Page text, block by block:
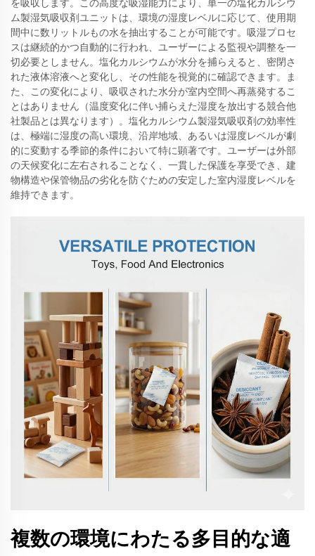
を吸収します。この高度な吸湿能力により、単一の塩化カルシウ
ム製湿気吸収剤ユニットは、環境の湿度レベルに応じて、使用期
間中に数リットルもの水を抽出することが可能です。吸湿プロセ
スは継続的かつ自動的に行われ、ユーザーによる監視や調整を一
切必要としません。塩化カルシウムが水分を捕らえると、密閉さ
れた液体溶液へと変化し、その性能を視覚的に確認できます。ま
た、この変化により、吸収された水分が室内空間へ再蒸発するこ
とはありません（温度変化に伴い捕らえた湿度を放出する競合他
社製品とは異なります）。塩化カルシウム製湿気吸収剤の効率性
は、極端に湿度の高い環境、沿岸地域、あるいは湿度レベルが劇
的に変動する季節的条件において特に顕著です。ユーザーは外部
の天候変化に左右されることなく、一貫した保護を享受でき、建
物構造や保管物品の劣化を防ぐための安定した室内湿度レベルを
維持できます。
複数の環境にわたる多目的な適